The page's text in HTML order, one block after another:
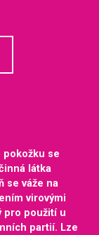
pokožku se
látka
se váže na
virovými
pro použití u
partií. Lze